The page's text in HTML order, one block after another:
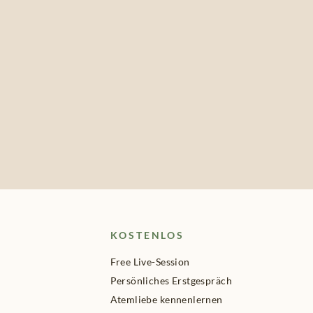
KOSTENLOS
Free Live-Session
Persönliches Erstgespräch
Atemliebe kennenlernen